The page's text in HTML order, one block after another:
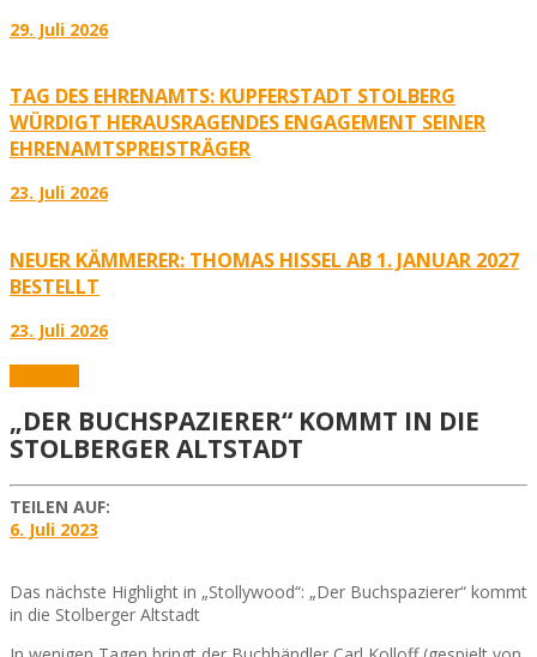
29. Juli 2026
TAG DES EHRENAMTS: KUPFERSTADT STOLBERG
WÜRDIGT HERAUSRAGENDES ENGAGEMENT SEINER
EHRENAMTSPREISTRÄGER
23. Juli 2026
NEUER KÄMMERER: THOMAS HISSEL AB 1. JANUAR 2027
BESTELLT
23. Juli 2026
„DER BUCHSPAZIERER“ KOMMT IN DIE
STOLBERGER ALTSTADT
TEILEN AUF:
6. Juli 2023
Das nächste Highlight in „Stollywood“: „Der Buchspazierer“ kommt
in die Stolberger Altstadt